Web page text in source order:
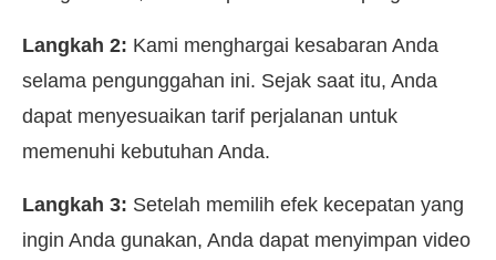
Langkah 2: Kami menghargai kesabaran Anda
selama pengunggahan ini. Sejak saat itu, Anda
dapat menyesuaikan tarif perjalanan untuk
memenuhi kebutuhan Anda.
Langkah 3: Setelah memilih efek kecepatan yang
ingin Anda gunakan, Anda dapat menyimpan video